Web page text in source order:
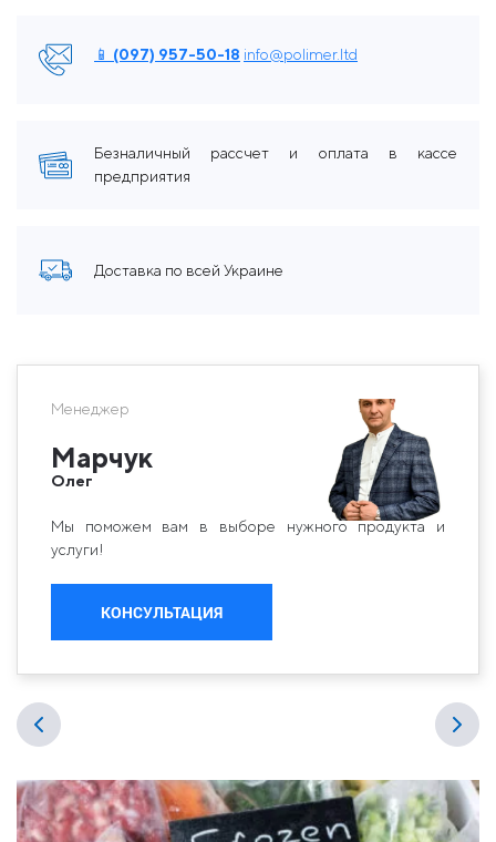
📱 (097) 957-50-18 info@polimer.ltd
Безналичный рассчет и оплата в кассе
предприятия
Доставка по всей Украине
Менеджер
Марчук
Олег
Мы поможем вам в выборе нужного продукта и
услуги!
КОНСУЛЬТАЦИЯ